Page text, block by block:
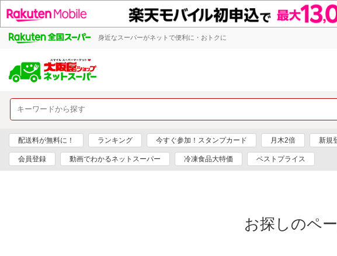
身近なスーパーがネットで便利に・おトクに
配送料が無料に！ ランキング 今すぐ参加！スタンプカード 月木2倍 新規
会員登録 動画でわかるネットスーパー 冷凍食品大特価 ベストプライス
お探しのペ